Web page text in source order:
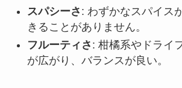
スパシーさ : わずかなスパイス
きることがありません。
フルーティさ : 柑橘系やドライ
が広がり、バランスが良い。